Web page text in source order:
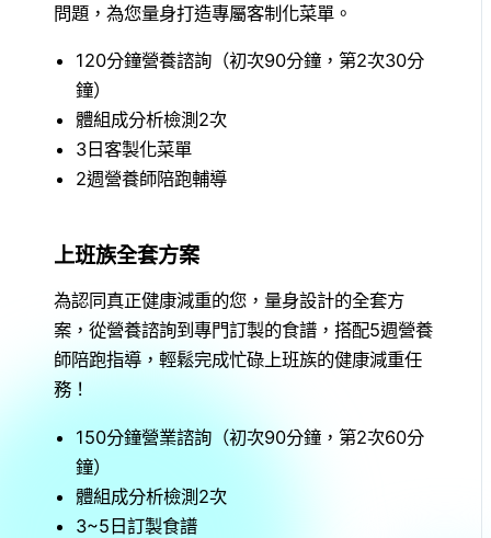
問題，為您量身打造專屬客制化菜單。
120分鐘營養諮詢（初次90分鐘，第2次30分
鐘）
體組成分析檢測2次
3日客製化菜單
2週營養師陪跑輔導
上班族全套方案
為認同真正健康減重的您，量身設計的全套方
案，從營養諮詢到專門訂製的食譜，搭配5週營養
師陪跑指導，輕鬆完成忙碌上班族的健康減重任
務！
150分鐘營業諮詢（初次90分鐘，第2次60分
鐘）
體組成分析檢測2次
3~5日訂製食譜